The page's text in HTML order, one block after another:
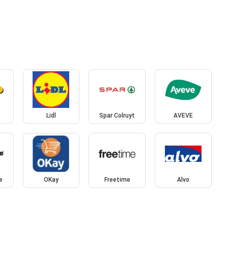
Lidl Spar Colruyt AVEVE
OKay Freetime Alvo